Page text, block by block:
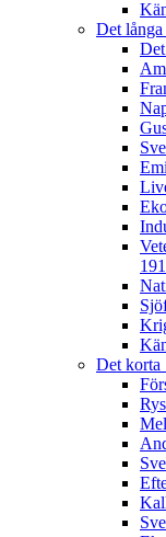
Det
Det korta